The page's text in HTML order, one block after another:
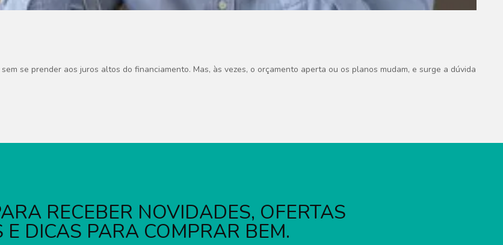
se prender aos juros altos do financiamento. Mas, às vezes, o orçamento aperta ou os planos mudam, e surge a dúvida se
RECEBER NOVIDADES, OFERTAS
E DICAS PARA COMPRAR BEM.